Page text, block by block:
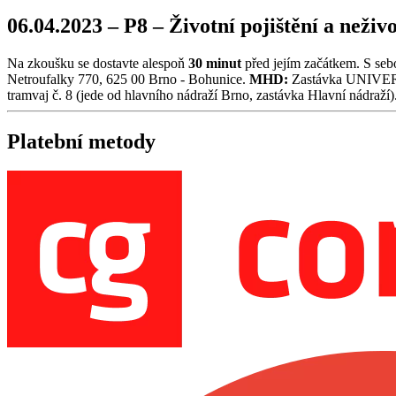
06.04.2023 – P8 – Životní pojištění a
Na zkoušku se dostavte alespoň 30 minut před jejím začátkem. S
Netroufalky 770, 625 00 Brno - Bohunice. MHD: Zastávka
tramvaj č. 8 (jede od hlavního nádraží Brno, zastávka Hlavní
Platební metody